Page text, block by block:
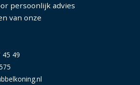
persoonlijk advies
van onze
45 49